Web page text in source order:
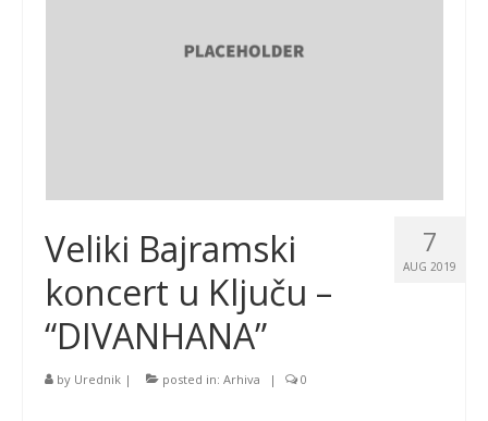
7
AUG 2019
Veliki Bajramski
koncert u Ključu –
“DIVANHANA”
by Urednik | posted in: Arhiva | 0